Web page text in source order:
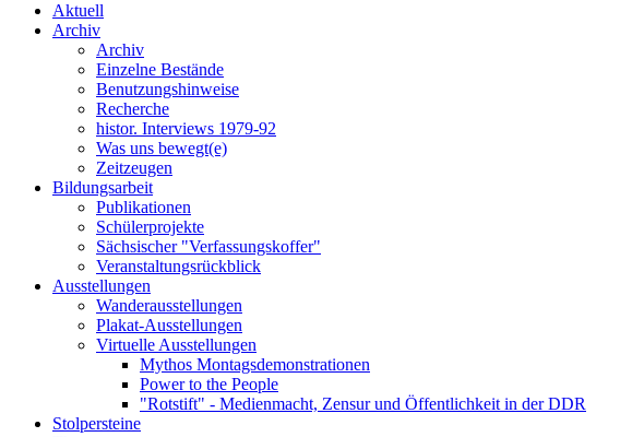
Aktuell
Archiv
Archiv
Einzelne Bestände
Benutzungshinweise
Recherche
histor. Interviews 1979-92
Was uns bewegt(e)
Zeitzeugen
Bildungsarbeit
Publikationen
Schülerprojekte
Sächsischer "Verfassungskoffer"
Veranstaltungsrückblick
Ausstellungen
Wanderausstellungen
Plakat-Ausstellungen
Virtuelle Ausstellungen
Mythos Montagsdemonstrationen
Power to the People
"Rotstift" - Medienmacht, Zensur und Öffentlichkeit in der DDR
Stolpersteine